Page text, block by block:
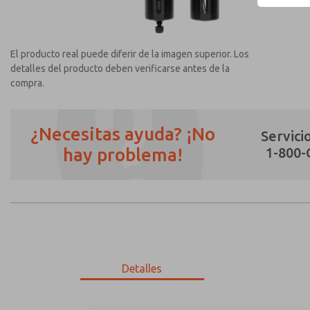
El producto real puede diferir de la imagen superior. Los
detalles del producto deben verificarse antes de la
compra.
¿Necesitas ayuda? ¡No
hay problema!
1-800-
Detalles
¿Método de Contacto Preferido?
Envíenme actualizaciones periódicas
*Sí, he leído la política de privacidad y
únicamente con fines estrictamente